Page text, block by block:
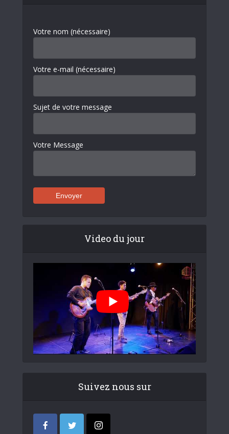
Votre nom (nécessaire)
Votre e-mail (nécessaire)
Sujet de votre message
Votre Message
Video du jour
Suivez nous sur